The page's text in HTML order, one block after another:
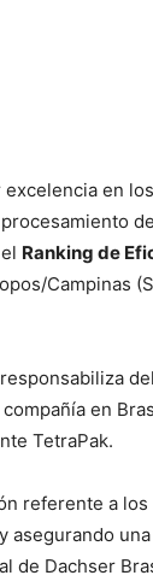
en
Ranking de
Campinas
en
TetraPak.
referente a
asegurando
de Dachser